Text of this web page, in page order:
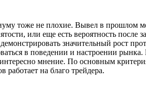
тоже не плохие. Вывел в прошлом
или еще есть вероятность
демонстрировать значительный рост
в поведении и настроении
мнение. По основным
работает на благо трейдера.